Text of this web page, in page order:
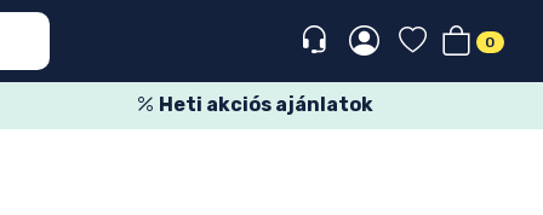
0
Heti akciós ajánlatok